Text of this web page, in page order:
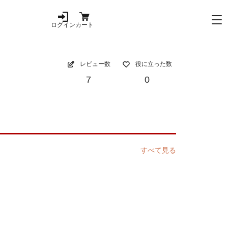
ログインカート
レビュー数
7
役に立った数
0
すべて見る